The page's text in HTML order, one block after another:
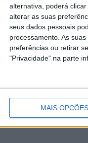
alternativa, poderá
alterar as suas
seus dados pessoais
processamento. As
preferências ou retirar
"Privacidade" na parte
MAIS OPÇÕES
e voluntariado.
de Rosa Araújo,
Amarelo.
inscrição
refere o